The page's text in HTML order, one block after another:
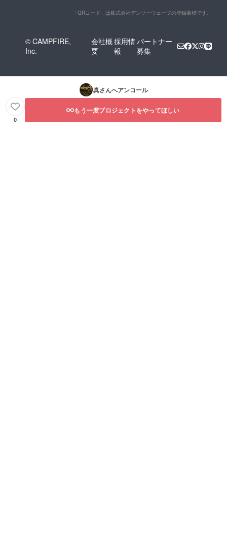
「QRコード」は株式会社デンソーウェーブの登録商標です。
© CAMPFIRE,
Inc.
会社概
要
採用情
報
パートナー
募集
真さんへアンコール
0
もう一度プロジェクトをやってほしい